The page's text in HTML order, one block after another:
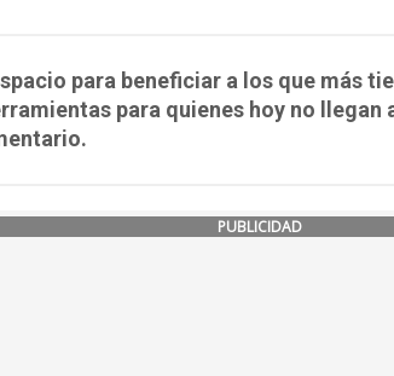
para beneficiar a los que más
para quienes hoy no llegan
PUBLICIDAD